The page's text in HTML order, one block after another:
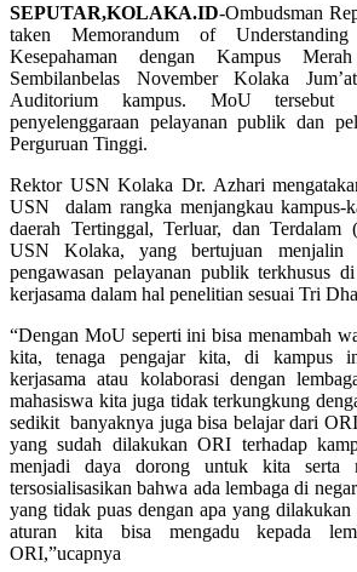
SEPUTAR,KOLAKA.ID-Ombudsman
taken Memorandum of
Kesepahaman dengan Kampus
Sembilanbelas November Kolaka
Auditorium kampus. MoU tersebut
penyelenggaraan pelayanan publik dan
Perguruan Tinggi.
Rektor USN Kolaka Dr. Azhari
USN dalam rangka menjangkau kampus-
daerah Tertinggal, Terluar, dan Terdalam
USN Kolaka, yang bertujuan menjalin
pengawasan pelayanan publik terkhusus
kerjasama dalam hal penelitian sesuai Tri
“Dengan MoU seperti ini bisa menambah
kita, tenaga pengajar kita, di kampus
kerjasama atau kolaborasi dengan
mahasiswa kita juga tidak terkungkung
sedikit banyaknya juga bisa belajar dari
yang sudah dilakukan ORI terhadap
menjadi daya dorong untuk kita serta
tersosialisasikan bahwa ada lembaga di
yang tidak puas dengan apa yang dilakukan
aturan kita bisa mengadu kepada
ORI,”ucapnya